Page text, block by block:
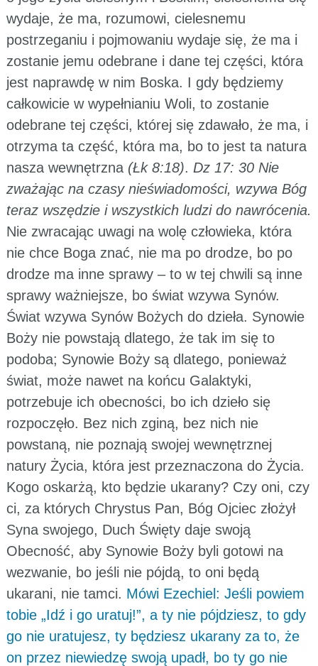
wydaje, że ma, rozumowi, cielesnemu
postrzeganiu i pojmowaniu wydaje się, że ma i
zostanie jemu odebrane i dane tej części, która
jest naprawdę w nim Boska. I gdy będziemy
całkowicie w wypełnianiu Woli, to zostanie
odebrane tej części, której się zdawało, że ma, i
otrzyma ta część, która ma, bo to jest ta natura
nasza wewnętrzna (Łk 8:18). Dz 17: 30 Nie
zważając na czasy nieświadomości, wzywa Bóg
teraz wszędzie i wszystkich ludzi do nawrócenia.
Nie zwracając uwagi na wolę człowieka, która
nie chce Boga znać, nie ma po drodze, bo po
drodze ma inne sprawy – to w tej chwili są inne
sprawy ważniejsze, bo świat wzywa Synów.
Świat wzywa Synów Bożych do dzieła. Synowie
Boży nie powstają dlatego, że tak im się to
podoba; Synowie Boży są dlatego, ponieważ
świat, może nawet na końcu Galaktyki,
potrzebuje ich obecności, bo ich dzieło się
rozpoczęło. Bez nich zginą, bez nich nie
powstaną, nie poznają swojej wewnętrznej
natury Życia, która jest przeznaczona do Życia.
Kogo oskarżą, kto będzie ukarany? Czy oni, czy
ci, za których Chrystus Pan, Bóg Ojciec złożył
Syna swojego, Duch Święty daje swoją
Obecność, aby Synowie Boży byli gotowi na
wezwanie, bo jeśli nie pójdą, to oni będą
ukarani, nie tamci. Mówi Ezechiel: Jeśli powiem
tobie „Idź i go uratuj!”, a ty nie pójdziesz, to gdy
go nie uratujesz, ty będziesz ukarany za to, że
on przez niewiedzę swoją upadł, bo ty go nie